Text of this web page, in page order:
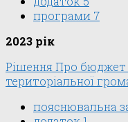
програми 7
2023 рік
Рішення Про бюджет
територіальної
пояснювальна